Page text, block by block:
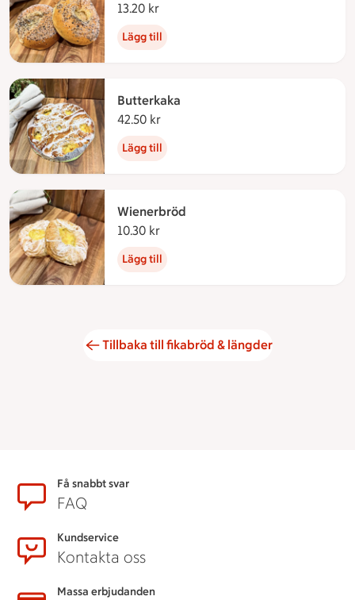
13.20 kr
Lägg till
Butterkaka
42.50 kr
Lägg till
Wienerbröd
10.30 kr
Lägg till
Tillbaka till fikabröd & längder
SidfotFå snabbt svar
FAQ
Kundservice
Kontakta oss
Massa erbjudanden